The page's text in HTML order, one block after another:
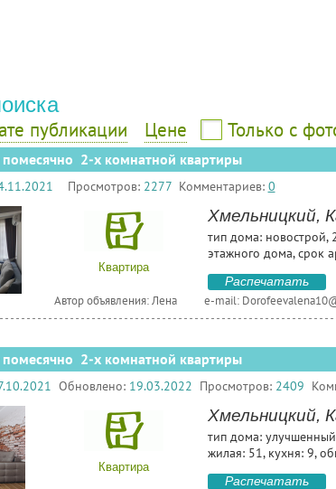
публикации Цене Только с
помесячно 2-х комнатной квартиры
Просмотров: 2277 Комментариев: 0
Квартира
Хмельницкий,
тип дома: новострой,
этажного дома, срок
Распечатать
Автор объявления: Лена e-mail:
помесячно 2-х комнатной квартиры
Обновлено: 19.03.2022 Просмотров: 2409
Квартира
Хмельницкий,
тип дома:
жилая: 51, кухня: 9,
Распечатать